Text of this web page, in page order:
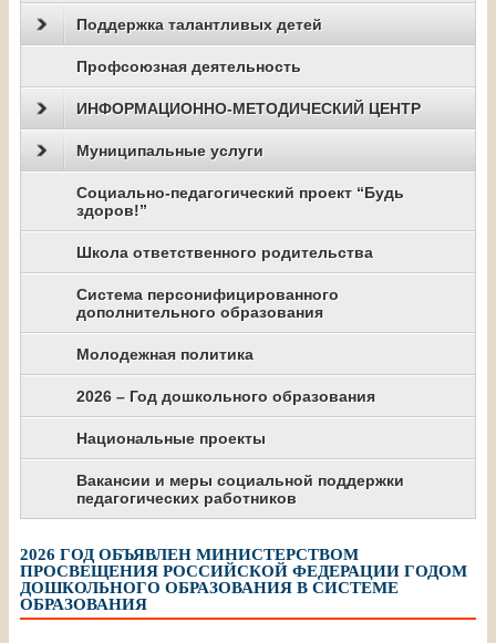
Поддержка талантливых детей
Профсоюзная деятельность
ИНФОРМАЦИОННО-МЕТОДИЧЕСКИЙ ЦЕНТР
Муниципальные услуги
Социально-педагогический проект “Будь
здоров!”
Школа ответственного родительства
Система персонифицированного
дополнительного образования
Молодежная политика
2026 – Год дошкольного образования
Национальные проекты
Вакансии и меры социальной поддержки
педагогических работников
2026 ГОД ОБЪЯВЛЕН МИНИСТЕРСТВОМ
ПРОСВЕЩЕНИЯ РОССИЙСКОЙ ФЕДЕРАЦИИ ГОДОМ
ДОШКОЛЬНОГО ОБРАЗОВАНИЯ В СИСТЕМЕ
ОБРАЗОВАНИЯ